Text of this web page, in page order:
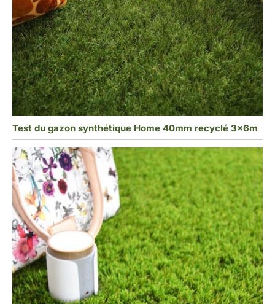
Test du gazon synthétique Home 40mm recyclé 3x6m